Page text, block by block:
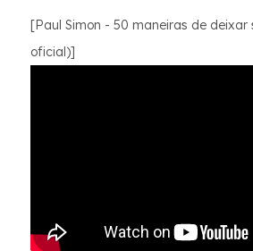
[Paul Simon - 50 maneiras de
oficial)]